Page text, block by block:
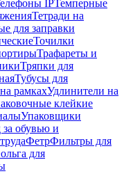
IPТемперные
Тетради на
для заправки
Точилки
Трафареты и
Тряпки для
Тубусы для
рамкахУдлинители на
клейкие
Упаковщики
за обувью и
ФетрФильтры для
для